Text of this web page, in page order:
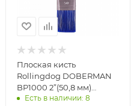
Плоская кисть
Rollingdog DOBERMAN
BP1000 2”(50,8 мм)
синтетика арт.10667
Есть в наличии: 8